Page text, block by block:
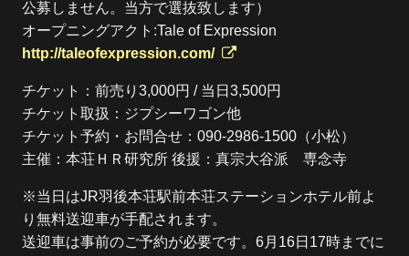
公募しません。当方で選抜致します）
オープニングアクト:Tale of Expression
http://taleofexpression.com/
チケット：前売り3,000円 / 当日3,500円
チケット取扱：ジプシーワゴン他
チケット予約・お問合せ：090-2986-1500（小松）
主催：本荘ＨＲ研究所 後援：真宗大谷派 専念寺
※当日はJR羽後本荘駅前本荘ステーションホテル前よ
り無料送迎車が手配されます。
送迎車は事前のご予約が必要です。6月16日17時までに